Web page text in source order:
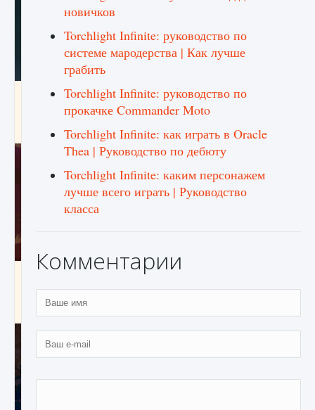
Как проверить статус сервера Delta Force
Hawk Ops
9 августа 2024
Как приручить существ джунглей Нари в
игре Creatures of Ava
9 августа 2024
новичков
Torchlight Infinite: руководство по
системе мародерства | Как лучше
грабить
Torchlight Infinite: руководство по
прокачке Commander Moto
Torchlight Infinite: как играть в Oracle
Thea | Руководство по дебюту
Torchlight Infinite: каким персонажем
лучше всего играть | Руководство
класса
Комментарии